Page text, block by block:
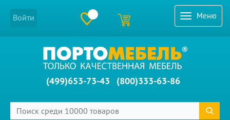
Меню
Войти
(499)653-73-43 (800)333-63-86